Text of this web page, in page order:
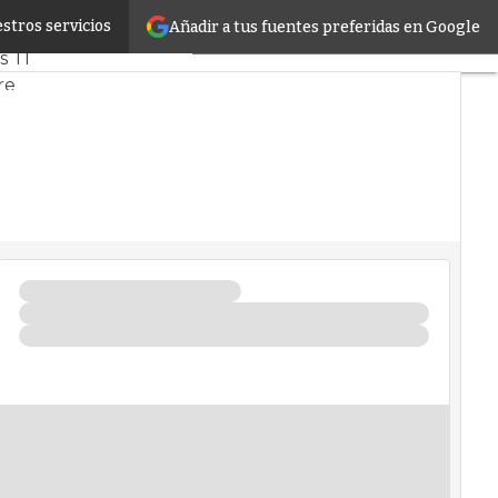
Añadir a tus fuentes preferidas en Google
servicios
Proyectos
TI